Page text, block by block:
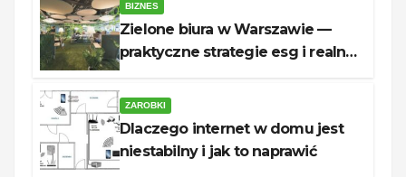
BIZNES
Zielone biura w Warszawie —
praktyczne strategie esg i realne
ZAROBKI
Dlaczego internet w domu jest
niestabilny i jak to naprawić